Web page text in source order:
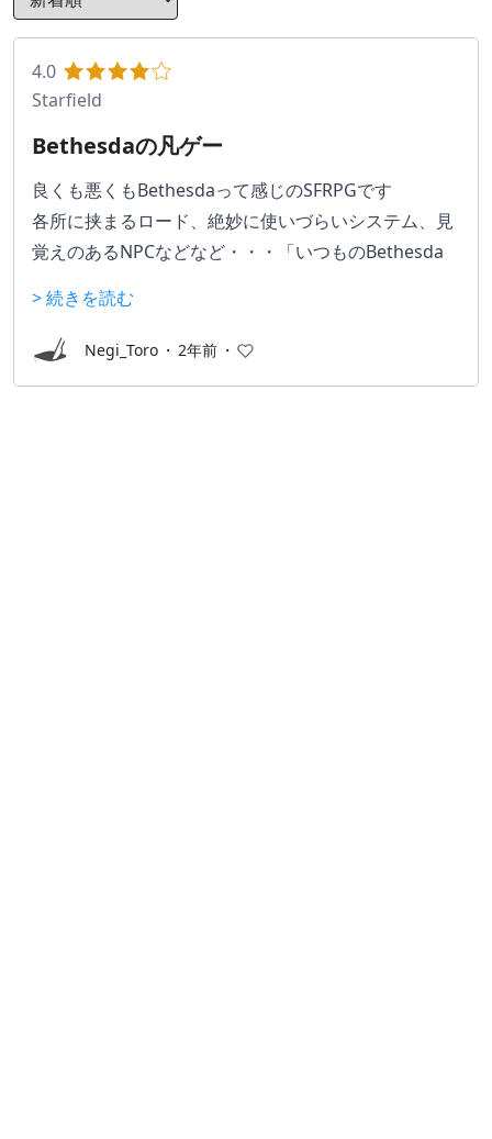
4.0
Starfield
Bethesdaの凡ゲー
良くも悪くもBethesdaって感じのSFRPGです
各所に挟まるロード、絶妙に使いづらいシステム、見
覚えのあるNPCなどなど・・・「いつものBethesda
イできるはず。
ただしBethesda初見の人は「何だこの微妙なゲーム
> 続きを読む
Negi_Toro ・ 2年前 ・